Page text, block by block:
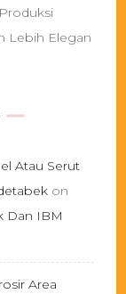
Lebih Elegan
Atau Serut
on
Dan IBM
Area